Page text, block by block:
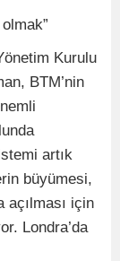
Kurulu
BTM’nin
artık
büyümesi,
açılması için
Londra’da